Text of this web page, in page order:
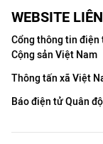
WEBSITE
Cổng thông tin điện
Cộng sản Việt Nam
Thông tấn xã Việt
Báo điện tử Quân